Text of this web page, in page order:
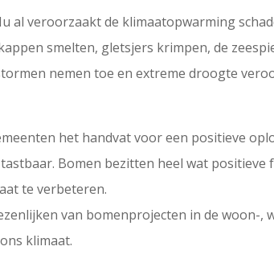
al veroorzaakt de klimaatopwarming
smelten, gletsjers krimpen, de
nemen toe en extreme droogte
het handvat voor een positieve
Bomen bezitten heel wat positieve
te verbeteren.
van bomenprojecten in de woon-,
klimaat.